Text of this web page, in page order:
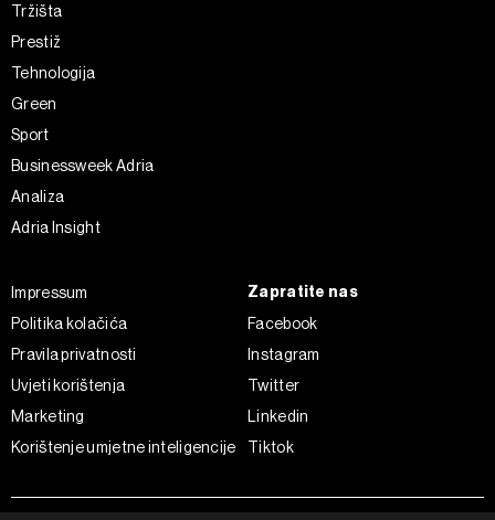
Tržišta
Prestiž
Tehnologija
Green
Sport
Businessweek Adria
Analiza
Adria Insight
Impressum
Politika kolačića
Pravila privatnosti
Uvjeti korištenja
Marketing
Korištenje umjetne inteligencije
Zapratite nas
Facebook
Instagram
Twitter
Linkedin
Tiktok